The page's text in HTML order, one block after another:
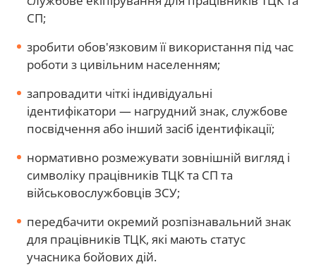
СП;
зробити обов'язковим її використання під час
роботи з цивільним населенням;
запровадити чіткі індивідуальні
ідентифікатори — нагрудний знак, службове
посвідчення або інший засіб ідентифікації;
нормативно розмежувати зовнішній вигляд і
символіку працівників ТЦК та СП та
військовослужбовців ЗСУ;
передбачити окремий розпізнавальний знак
для працівників ТЦК, які мають статус
учасника бойових дій.